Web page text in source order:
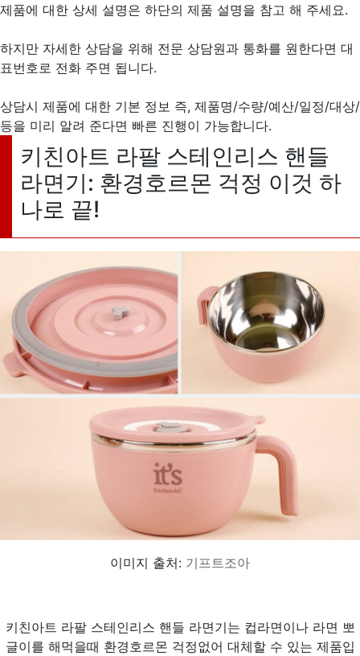
제품에 대한 상세 설명은 하단의 제품 설명을 참고 해 주세요.
하지만 자세한 상담을 위해 전문 상담원과 통화를 원한다면 대
표번호로 전화 주면 됩니다.
상담시 제품에 대한 기본 정보 즉, 제품명/수량/예산/일정/대상/
등을 미리 알려 준다면 빠른 진행이 가능합니다.
키친아트 라팔 스테인리스 핸들
라면기: 환경호르몬 걱정 이것 하
나로 끝!
이미지 출처: 기프트조아
키친아트 라팔 스테인리스 핸들 라면기는 컵라면이나 라면 뽀
글이를 해먹을때 환경호르몬 걱정없어 대체할 수 있는 제품입